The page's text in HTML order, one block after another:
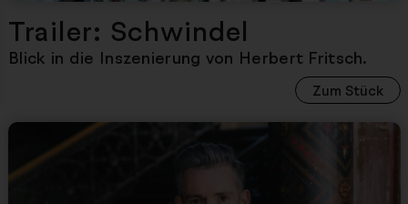
Trailer: Schwindel
Blick in die Inszenierung von Herbert Fritsch.
Zum Stück
Nächster Artikel